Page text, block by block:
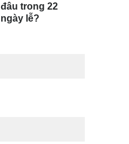
đâu trong 22
ngày lễ?